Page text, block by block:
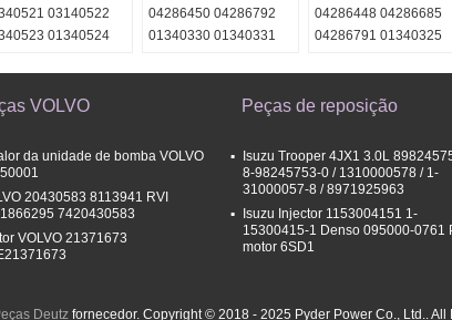
03140522
01340524
04286450 04286792
01340330 01340331
04286448 04286685
04286791 01340325
VOLVO
da unidade de bomba VOLVO
20430583 8113941 RVI
7420430583
VOLVO 21371673
Peças de reposição
Isuzu Trooper 4JX1 3.0L
8-98245753-0 / 1310000578 / 1-
31000057-8 / 8971925963
Isuzu Injector 1153004151 1-
15300415-1 Denso 095000-0761
motor 6SD1
Deutzfornecedor. Copyright © 2018 - 2025 Pyder Power Co., Ltd..